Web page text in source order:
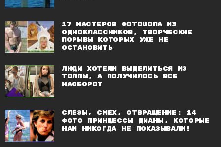
17 мастеров фотошопа из
Одноклассников, творческие
порывы которых уже не
остановить
Люди хотели выделиться из
толпы, а получилось все
наоборот
Слезы, смех, отвращение: 14
фото принцессы Дианы, которые
нам никогда не показывали!